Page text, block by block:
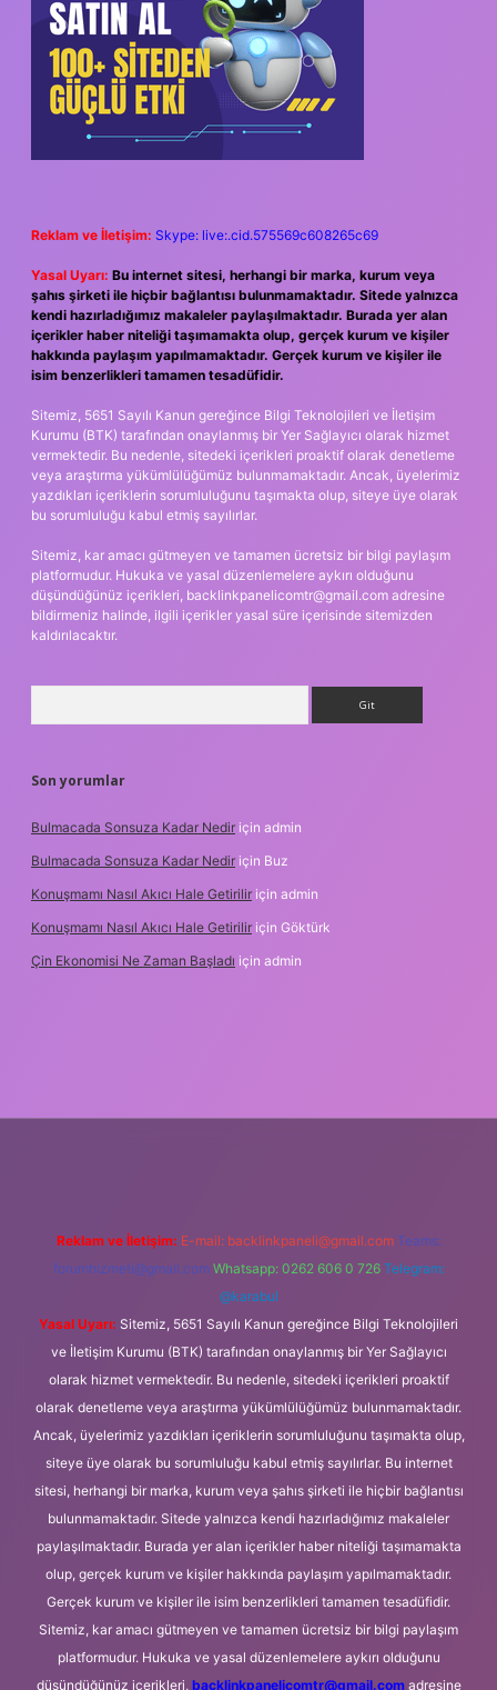
Reklam ve İletişim: Skype: live:.cid.575569c608265c69
Yasal Uyarı: Bu internet sitesi, herhangi bir marka, kurum veya
şahıs şirketi ile hiçbir bağlantısı bulunmamaktadır. Sitede yalnızca
kendi hazırladığımız makaleler paylaşılmaktadır. Burada yer alan
içerikler haber niteliği taşımamakta olup, gerçek kurum ve kişiler
hakkında paylaşım yapılmamaktadır. Gerçek kurum ve kişiler ile
isim benzerlikleri tamamen tesadüfidir.
Sitemiz, 5651 Sayılı Kanun gereğince Bilgi Teknolojileri ve İletişim
Kurumu (BTK) tarafından onaylanmış bir Yer Sağlayıcı olarak hizmet
vermektedir. Bu nedenle, sitedeki içerikleri proaktif olarak denetleme
veya araştırma yükümlülüğümüz bulunmamaktadır. Ancak, üyelerimiz
yazdıkları içeriklerin sorumluluğunu taşımakta olup, siteye üye olarak
bu sorumluluğu kabul etmiş sayılırlar.
Sitemiz, kar amacı gütmeyen ve tamamen ücretsiz bir bilgi paylaşım
platformudur. Hukuka ve yasal düzenlemelere aykırı olduğunu
düşündüğünüz içerikleri, backlinkpanelicomtr@gmail.com adresine
bildirmeniz halinde, ilgili içerikler yasal süre içerisinde sitemizden
kaldırılacaktır.
Son yorumlar
Bulmacada Sonsuza Kadar Nedir için admin
Bulmacada Sonsuza Kadar Nedir için Buz
Konuşmamı Nasıl Akıcı Hale Getirilir için admin
Konuşmamı Nasıl Akıcı Hale Getirilir için Göktürk
Çin Ekonomisi Ne Zaman Başladı için admin
Reklam ve İletişim: E-mail: backlinkpaneli@gmail.com Teams:
forumhizmeti@gmail.com Whatsapp: 0262 606 0 726 Telegram:
@karabul
Yasal Uyarı: Sitemiz, 5651 Sayılı Kanun gereğince Bilgi Teknolojileri
ve İletişim Kurumu (BTK) tarafından onaylanmış bir Yer Sağlayıcı
olarak hizmet vermektedir. Bu nedenle, sitedeki içerikleri proaktif
olarak denetleme veya araştırma yükümlülüğümüz bulunmamaktadır.
Ancak, üyelerimiz yazdıkları içeriklerin sorumluluğunu taşımakta olup,
siteye üye olarak bu sorumluluğu kabul etmiş sayılırlar. Bu internet
sitesi, herhangi bir marka, kurum veya şahıs şirketi ile hiçbir bağlantısı
bulunmamaktadır. Sitede yalnızca kendi hazırladığımız makaleler
paylaşılmaktadır. Burada yer alan içerikler haber niteliği taşımamakta
olup, gerçek kurum ve kişiler hakkında paylaşım yapılmamaktadır.
Gerçek kurum ve kişiler ile isim benzerlikleri tamamen tesadüfidir.
Sitemiz, kar amacı gütmeyen ve tamamen ücretsiz bir bilgi paylaşım
platformudur. Hukuka ve yasal düzenlemelere aykırı olduğunu
düşündüğünüz içerikleri, backlinkpanelicomtr@gmail.comadresine